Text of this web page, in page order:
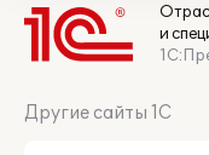
и
Другие сайты 1С